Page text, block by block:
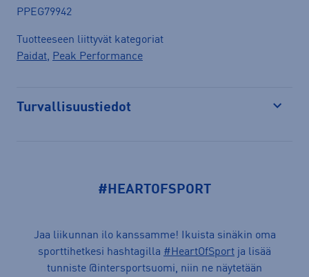
PPEG79942
Tuotteeseen liittyvät kategoriat
Paidat, Peak Performance
Turvallisuustiedot
#HEARTOFSPORT
Jaa liikunnan ilo kanssamme! Ikuista sinäkin oma
sporttihetkesi hashtagilla #HeartOfSport ja lisää
tunniste @intersportsuomi, niin ne näytetään